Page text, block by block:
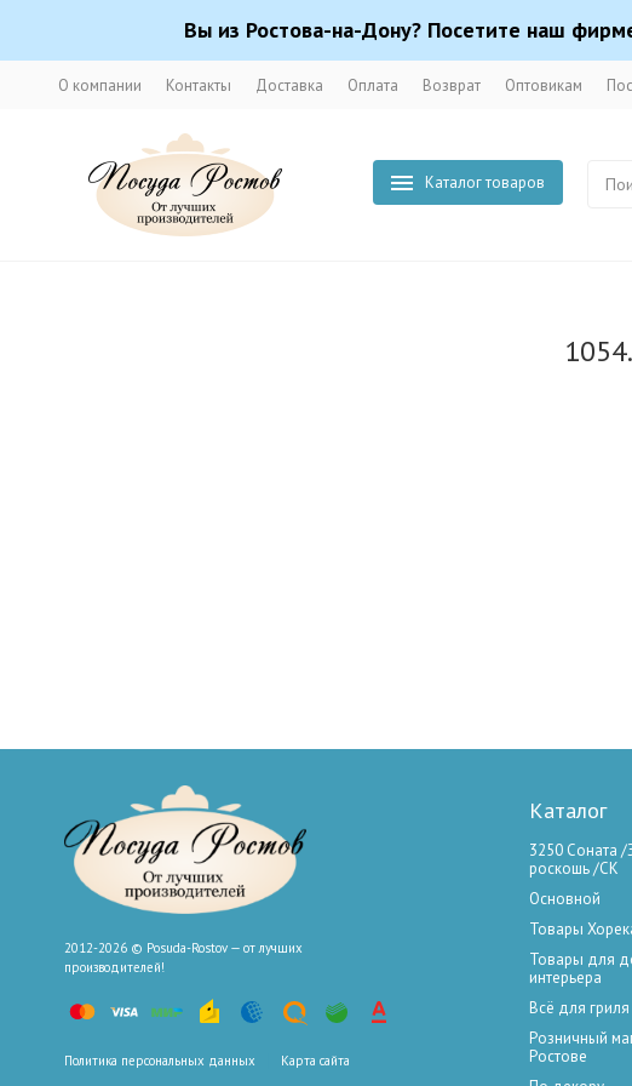
Вы из Ростова-на-Дону? Посетите наш
О компании Контакты Доставка Оплата Возврат Оптовикам
Каталог товаров
2012-2026 © Posuda-Rostov — от лучших
производителей!
Политика персональных данных Карта сайта
Каталог
3250 Соната /
роскошь /СК
Основной
Товары
Товары для
интерьера
Всё для
Розничный
Ростове